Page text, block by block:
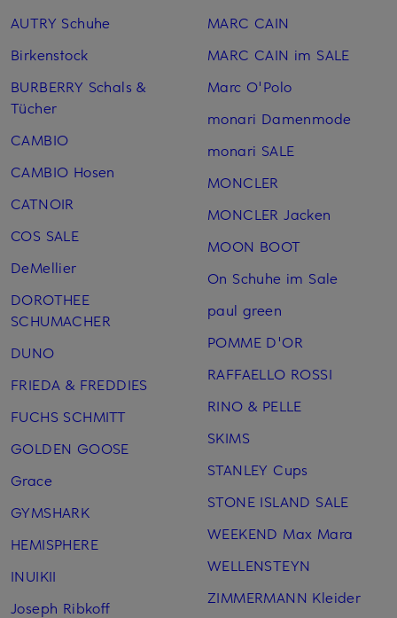
AUTRY Schuhe
Birkenstock
BURBERRY Schals &
Tücher
CAMBIO
CAMBIO Hosen
CATNOIR
COS SALE
DeMellier
DOROTHEE
SCHUMACHER
DUNO
FRIEDA & FREDDIES
FUCHS SCHMITT
GOLDEN GOOSE
Grace
GYMSHARK
HEMISPHERE
INUIKII
Joseph Ribkoff
MARC CAIN
MARC CAIN im SALE
Marc O'Polo
monari Damenmode
monari SALE
MONCLER
MONCLER Jacken
MOON BOOT
On Schuhe im Sale
paul green
POMME D'OR
RAFFAELLO ROSSI
RINO & PELLE
SKIMS
STANLEY Cups
STONE ISLAND SALE
WEEKEND Max Mara
WELLENSTEYN
ZIMMERMANN Kleider